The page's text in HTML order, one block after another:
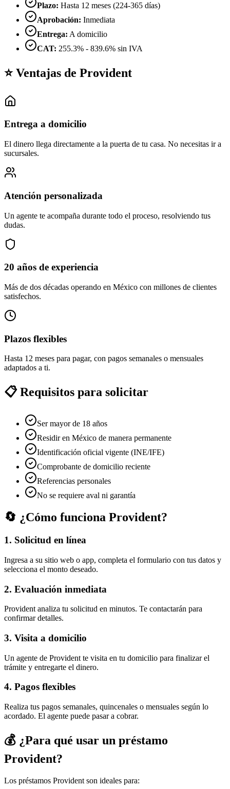
Plazo: Hasta 12 meses (224-365 días)
Aprobación: Inmediata
Entrega: A domicilio
CAT: 255.3% - 839.6% sin IVA
⭐ Ventajas de Provident
Entrega a domicilio
El dinero llega directamente a la puerta de tu casa. No necesitas ir a
sucursales.
Atención personalizada
Un agente te acompaña durante todo el proceso, resolviendo tus
dudas.
20 años de experiencia
Más de dos décadas operando en México con millones de clientes
satisfechos.
Plazos flexibles
Hasta 12 meses para pagar, con pagos semanales o mensuales
adaptados a ti.
📋 Requisitos para solicitar
Ser mayor de 18 años
Residir en México de manera permanente
Identificación oficial vigente (INE/IFE)
Comprobante de domicilio reciente
Referencias personales
No se requiere aval ni garantía
🔄 ¿Cómo funciona Provident?
1. Solicitud en línea
Ingresa a su sitio web o app, completa el formulario con tus datos y
selecciona el monto deseado.
2. Evaluación inmediata
Provident analiza tu solicitud en minutos. Te contactarán para
confirmar detalles.
3. Visita a domicilio
Un agente de Provident te visita en tu domicilio para finalizar el
trámite y entregarte el dinero.
4. Pagos flexibles
Realiza tus pagos semanales, quincenales o mensuales según lo
acordado. El agente puede pasar a cobrar.
💰 ¿Para qué usar un préstamo
Provident?
Los préstamos Provident son ideales para: